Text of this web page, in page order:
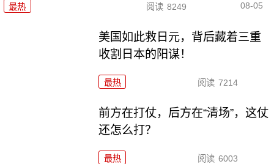
最热 阅读 8249 08-05
美国如此救日元，背后藏着三重
收割日本的阳谋！
最热 阅读 7214
前方在打仗，后方在“清场”，这仗
还怎么打？
最热 阅读 6003